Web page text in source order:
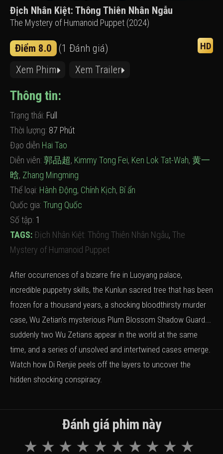
Địch Nhân Kiệt: Thông Thiên Nhân Ngẫu
The Mystery of Humanoid Puppet (2024)
Điểm 8.0 (1 Đánh giá) HD
Xem Phim Xem Trailer
Thông tin:
Trạng thái: Full
Thời lượng: 87 Phút
Đạo diễn Hai Tao
Diễn viên: 郭品超, Kimmy Tong Fei, Ken Lok Tat-Wah, 黄一
晗, Zhang Mingming
Thể loại: Hành Động, Chính Kịch, Bí ẩn
Quốc gia: Trung Quốc
Số tập: 1
TAGS: Địch Nhân Kiệt: Thông Thiên Nhân Ngẫu, The
Mystery of Humanoid Puppet
After occurrences of a bizarre fire in Luoyang palace,
incredible puppetry skills, the Kunlun sacred tree that has been
frozen for a thousand years, a shocking bloodthirsty murder
case, Wu Zetian's mysterious Plum Blossom Shadow Guard...
suddenly two Wu Zetians appear in the world at the same
time, and a series of unsolved and intertwined cases emerge.
Watch how Di Renjie peels off the layers to uncover the
hidden shocking conspiracy.
Đánh giá phim này